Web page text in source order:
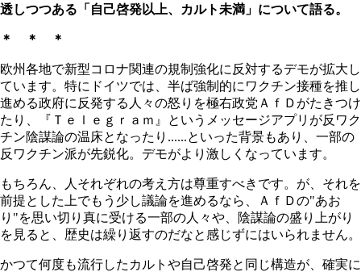
透しつつある「自己啓発以上、カルト未満」について語る。
＊ ＊ ＊
欧州各地で新型コロナ関連の規制強化に反対するデモが拡大し
ています。特にドイツでは、半ば強制的にワクチン接種を推し
進める政府に反発する人々の怒りを極右政党ＡｆＤがたきつけ
たり、『Ｔｅｌｅｇｒａｍ』というメッセージアプリが反ワク
チン陰謀論の温床となったり......といった背景もあり、一部の
反ワクチン派が先鋭化。デモがより激しくなっています。
もちろん、人それぞれの考え方は尊重すべきです。が、それを
前提とした上でもう少し議論を進めるなら、ＡｆＤの"あお
り"を思い切り真に受ける一部の人々や、陰謀論の盛り上がり
を見ると、歴史は繰り返すのだなと感じずにはいられません。
かつて何度も流行したカルトや自己啓発と同じ構造が、確実に